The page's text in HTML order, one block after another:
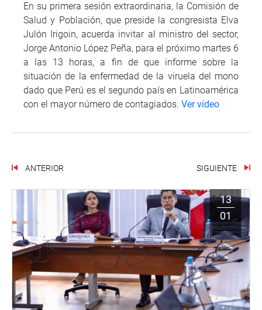
En su primera sesión extraordinaria, la Comisión de
Salud y Población, que preside la congresista Elva
Julón Irigoin, acuerda invitar al ministro del sector,
Jorge Antonio López Peña, para el próximo martes 6
a las 13 horas, a fin de que informe sobre la
situación de la enfermedad de la viruela del mono
dado que Perú es el segundo país en Latinoamérica
con el mayor número de contagiados. Ver vídeo
ANTERIOR SIGUIENTE
13
01